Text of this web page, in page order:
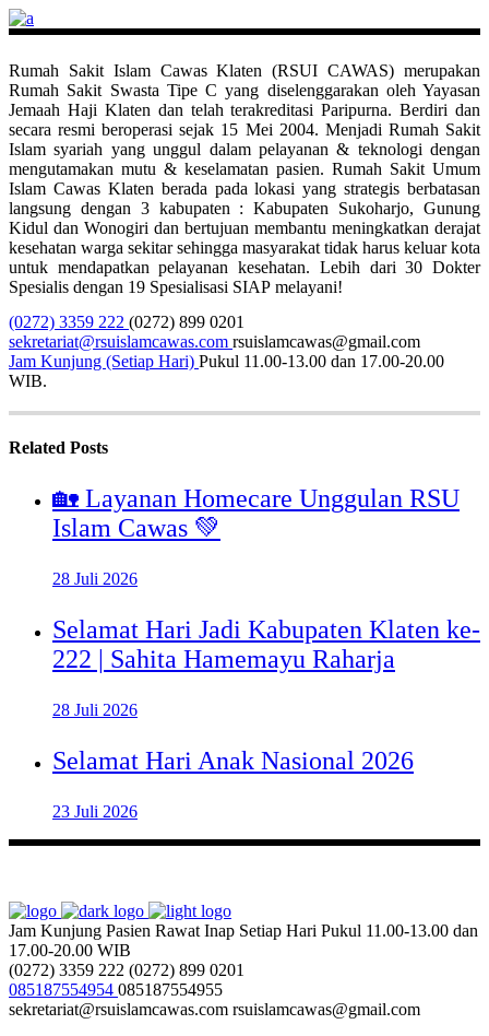
Rumah Sakit Islam Cawas Klaten (RSUI CAWAS) merupakan
Rumah Sakit Swasta Tipe C yang diselenggarakan oleh Yayasan
Jemaah Haji Klaten dan telah terakreditasi Paripurna. Berdiri dan
secara resmi beroperasi sejak 15 Mei 2004. Menjadi Rumah Sakit
Islam syariah yang unggul dalam pelayanan & teknologi dengan
mengutamakan mutu & keselamatan pasien. Rumah Sakit Umum
Islam Cawas Klaten berada pada lokasi yang strategis berbatasan
langsung dengan 3 kabupaten : Kabupaten Sukoharjo, Gunung
Kidul dan Wonogiri dan bertujuan membantu meningkatkan derajat
kesehatan warga sekitar sehingga masyarakat tidak harus keluar kota
untuk mendapatkan pelayanan kesehatan. Lebih dari 30 Dokter
Spesialis dengan 19 Spesialisasi SIAP melayani!
(0272) 3359 222 (0272) 899 0201
sekretariat@rsuislamcawas.com rsuislamcawas@gmail.com
Jam Kunjung (Setiap Hari) Pukul 11.00-13.00 dan 17.00-20.00
WIB.
Related Posts
🏡 Layanan Homecare Unggulan RSU
Islam Cawas 💚
28 Juli 2026
Selamat Hari Jadi Kabupaten Klaten ke-
222 | Sahita Hamemayu Raharja
28 Juli 2026
Selamat Hari Anak Nasional 2026
23 Juli 2026
Jam Kunjung Pasien Rawat Inap Setiap Hari Pukul 11.00-13.00 dan
17.00-20.00 WIB
(0272) 3359 222 (0272) 899 0201
085187554954 085187554955
sekretariat@rsuislamcawas.com rsuislamcawas@gmail.com